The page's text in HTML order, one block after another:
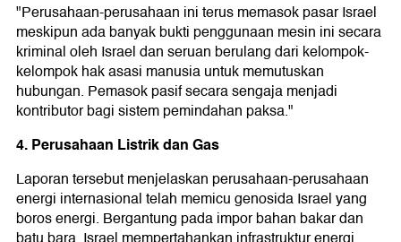
"Perusahaan-perusahaan ini terus memasok pasar Israel
meskipun ada banyak bukti penggunaan mesin ini secara
kriminal oleh Israel dan seruan berulang dari kelompok-
kelompok hak asasi manusia untuk memutuskan
hubungan. Pemasok pasif secara sengaja menjadi
kontributor bagi sistem pemindahan paksa."
4. Perusahaan Listrik dan Gas
Laporan tersebut menjelaskan perusahaan-perusahaan
energi internasional telah memicu genosida Israel yang
boros energi. Bergantung pada impor bahan bakar dan